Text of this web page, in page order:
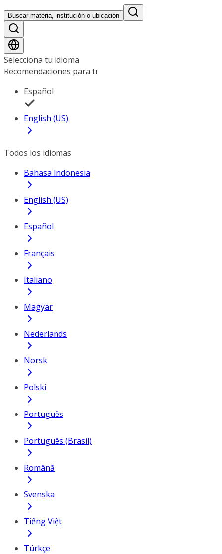
Buscar materia, institución o ubicación
Selecciona tu idioma
Recomendaciones para ti
Español
English (US)
Todos los idiomas
Bahasa Indonesia
English (US)
Español
Français
Italiano
Magyar
Nederlands
Norsk
Polski
Português
Português (Brasil)
Română
Svenska
Tiếng Việt
Türkçe